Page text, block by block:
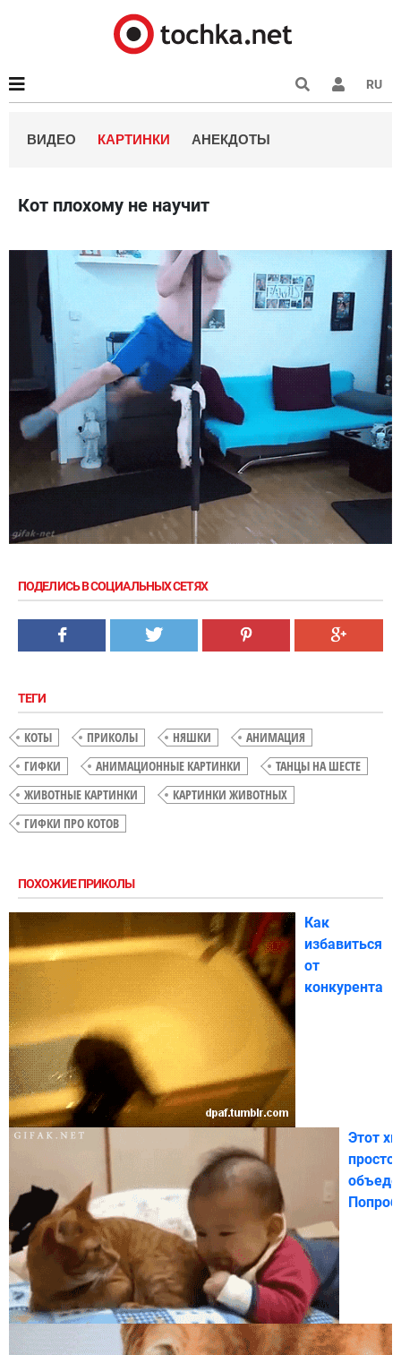
RU
ВИДЕО КАРТИНКИ АНЕКДОТЫ
Кот плохому не научит
ПОДЕЛИСЬ В СОЦИАЛЬНЫХ СЕТЯХ
ТЕГИ
КОТЫ ПРИКОЛЫ НЯШКИ
АНИМАЦИЯ
ГИФКИ
АНИМАЦИОННЫЕ КАРТИНКИ
ТАНЦЫ НА ШЕСТЕ
ЖИВОТНЫЕ КАРТИНКИ
КАРТИНКИ ЖИВОТНЫХ
ГИФКИ ПРО КОТОВ
ПОХОЖИЕ ПРИКОЛЫ
Как
избавиться
от
конкурента
Этот
просто